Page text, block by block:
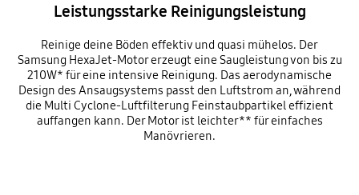
Leistungsstarke Reinigungsleistung
Reinige deine Böden effektiv und quasi mühelos. Der
Samsung HexaJet-Motor erzeugt eine Saugleistung von bis zu
210W* für eine intensive Reinigung. Das aerodynamische
Design des Ansaugsystems passt den Luftstrom an, während
die Multi Cyclone-Luftfilterung Feinstaubpartikel effizient
auffangen kann. Der Motor ist leichter** für einfaches
Manövrieren.